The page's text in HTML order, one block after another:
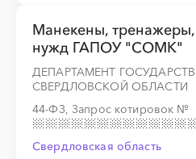
Манекены,
нужд ГАПОУ "СОМК"
ДЕПАРТАМЕНТ
СВЕРДЛОВСКОЙ ОБЛАСТИ
44-ФЗ, Запрос котировок №
Свердловская область